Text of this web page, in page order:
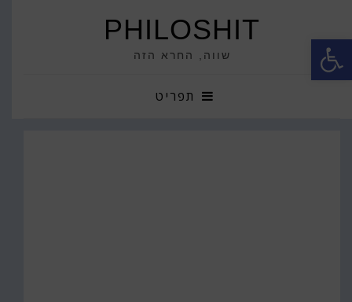
פתח סרגל נגישות PHILOSHIT
שווה, החרא הזה
תפריט